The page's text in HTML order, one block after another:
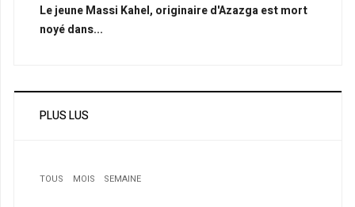
Le jeune Massi Kahel, originaire d'Azazga est mort
noyé dans...
PLUS LUS
TOUS MOIS
SEMAINE